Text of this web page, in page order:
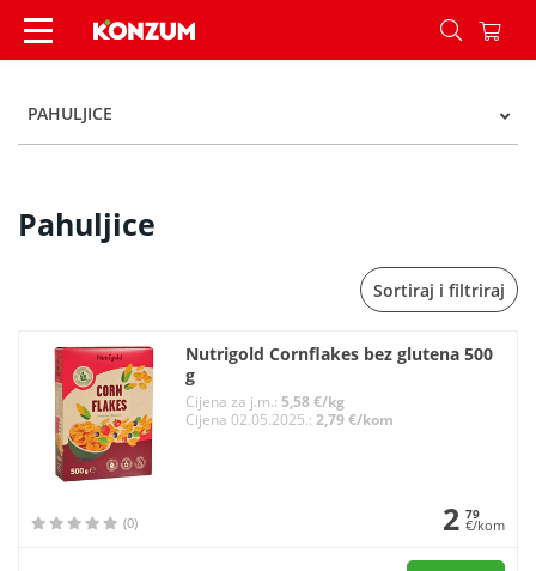
Pahuljice - Kategorije - Konzum
PAHULJICE
Pahuljice
Sortiraj i filtriraj
Nutrigold Cornflakes bez glutena 500
g
Cijena za j.m.:5,58 €/kg
Cijena 02.05.2025.:2,79 €/kom
(0) 2 79
€/kom